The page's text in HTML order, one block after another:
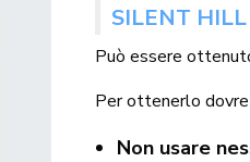
SILENT
Può essere
Per ottenerlo
Non usare